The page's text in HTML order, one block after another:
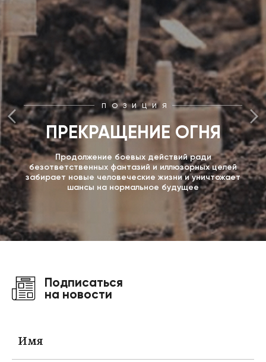
ПОЗИЦИЯ
ПРЕКРАЩЕНИЕ ОГНЯ
Продолжение боевых действий ради
безответственных фантазий и иллюзорных целей
забирает новые человеческие жизни и уничтожает
шансы на нормальное будущее
Подписаться
на новости